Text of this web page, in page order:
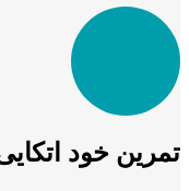
تمرین خود